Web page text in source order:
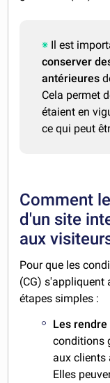
Il est
conserver
antérieures
Cela permet
étaient en
ce qui peut
Comment
d'un site
aux
Pour que les
(CG) s'appliquent
étapes simples :
Les
conditions
aux clients
Elles